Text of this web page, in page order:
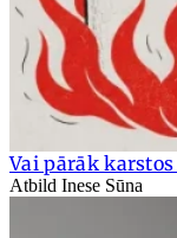
Vai pārāk
Atbild Inese Sūna